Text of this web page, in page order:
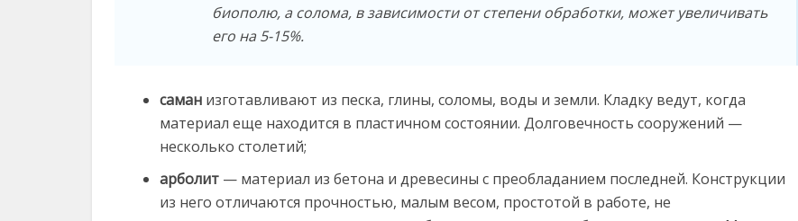
биополю, а солома, в зависимости от степени обработки, может увеличивать
его на 5-15%.
саман изготавливают из песка, глины, соломы, воды и земли. Кладку ведут, когда
материал еще находится в пластичном состоянии. Долговечность сооружений —
несколько столетий;
арболит — материал из бетона и древесины с преобладанием последней. Конструкции
из него отличаются прочностью, малым весом, простотой в работе, не